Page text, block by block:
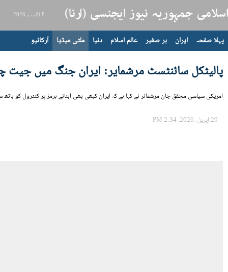
8 اگست، 2026
پہلا صفحہ ایران بر صغیر عالم اسلام دنیا ملٹی میڈیا آرکائیو
پالیٹکل سائنٹسٹ مرشمایر: ایران جنگ میں جیت
امریکی سیاسی محقق جان مرشمائر نے کہا ہے کہ ایران کبھی بھی آبنائے ہرمز پر کنٹرول کو
29 اپریل، 2026، 2:34 PM